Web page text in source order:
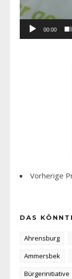
00:00
Vorherige
DAS
Ahrensburg
Ammersbek
Bürgerinitiative